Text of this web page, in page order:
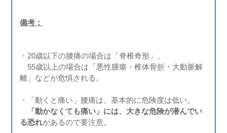
備考：
・20歳以下の腰痛の場合は「脊椎奇形」、
55歳以上の場合は「悪性腫瘍・椎体骨折・大動脈解
離」などが危惧される。
・「動くと痛い」腰痛は、基本的に危険度は低い。
「動かなくても痛い」には、大きな危険が潜んでい
る恐れがあるので要注意。